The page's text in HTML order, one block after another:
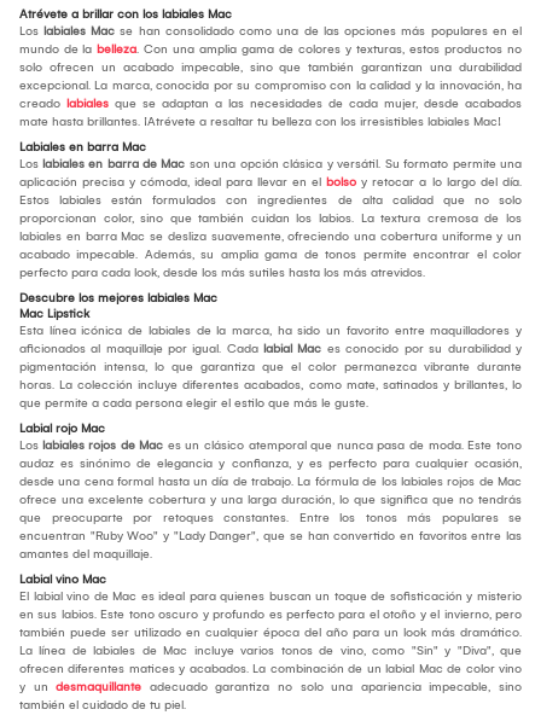
Atrévete a brillar con los labiales Mac
Los labiales Mac se han consolidado como una de las opciones más populares en el
mundo de la belleza. Con una amplia gama de colores y texturas, estos productos no
solo ofrecen un acabado impecable, sino que también garantizan una durabilidad
excepcional. La marca, conocida por su compromiso con la calidad y la innovación, ha
creado labiales que se adaptan a las necesidades de cada mujer, desde acabados
mate hasta brillantes. ¡Atrévete a resaltar tu belleza con los irresistibles labiales Mac!
Labiales en barra Mac
Los labiales en barra de Mac son una opción clásica y versátil. Su formato permite una
aplicación precisa y cómoda, ideal para llevar en el bolso y retocar a lo largo del día.
Estos labiales están formulados con ingredientes de alta calidad que no solo
proporcionan color, sino que también cuidan los labios. La textura cremosa de los
labiales en barra Mac se desliza suavemente, ofreciendo una cobertura uniforme y un
acabado impecable. Además, su amplia gama de tonos permite encontrar el color
perfecto para cada look, desde los más sutiles hasta los más atrevidos.
Descubre los mejores labiales Mac
Mac Lipstick
Esta línea icónica de labiales de la marca, ha sido un favorito entre maquilladores y
aficionados al maquillaje por igual. Cada labial Mac es conocido por su durabilidad y
pigmentación intensa, lo que garantiza que el color permanezca vibrante durante
horas. La colección incluye diferentes acabados, como mate, satinados y brillantes, lo
que permite a cada persona elegir el estilo que más le guste.
Labial rojo Mac
Los labiales rojos de Mac es un clásico atemporal que nunca pasa de moda. Este tono
audaz es sinónimo de elegancia y confianza, y es perfecto para cualquier ocasión,
desde una cena formal hasta un día de trabajo. La fórmula de los labiales rojos de Mac
ofrece una excelente cobertura y una larga duración, lo que significa que no tendrás
que preocuparte por retoques constantes. Entre los tonos más populares se
encuentran "Ruby Woo" y "Lady Danger", que se han convertido en favoritos entre las
amantes del maquillaje.
Labial vino Mac
El labial vino de Mac es ideal para quienes buscan un toque de sofisticación y misterio
en sus labios. Este tono oscuro y profundo es perfecto para el otoño y el invierno, pero
también puede ser utilizado en cualquier época del año para un look más dramático.
La línea de labiales de Mac incluye varios tonos de vino, como "Sin" y "Diva", que
ofrecen diferentes matices y acabados. La combinación de un labial Mac de color vino
y un desmaquillante adecuado garantiza no solo una apariencia impecable, sino
también el cuidado de tu piel.